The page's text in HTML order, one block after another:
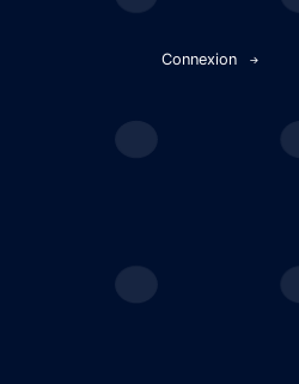
Connexion